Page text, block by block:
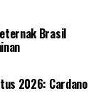
Brasil
2026: Cardano